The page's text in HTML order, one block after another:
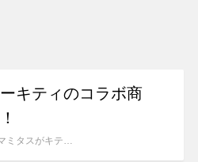
キティのコラボ商
ミタスがキテ…